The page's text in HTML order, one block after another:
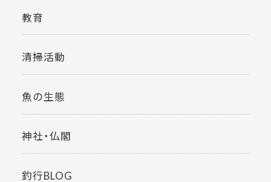
教育
清掃活動
魚の生態
神社・仏閣
釣行BLOG